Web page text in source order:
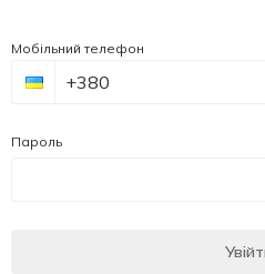
Мобільний телефон
Пароль